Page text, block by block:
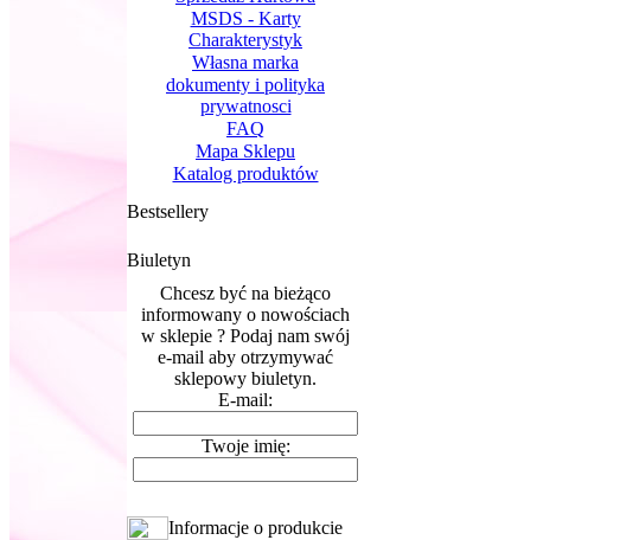
MSDS - Karty
Charakterystyk
Własna marka
dokumenty i polityka
prywatnosci
FAQ
Mapa Sklepu
Katalog produktów
Bestsellery
Biuletyn
Chcesz być na bieżąco
informowany o nowościach
w sklepie ? Podaj nam swój
e-mail aby otrzymywać
sklepowy biuletyn.
E-mail:
Twoje imię:
Informacje o produkcie